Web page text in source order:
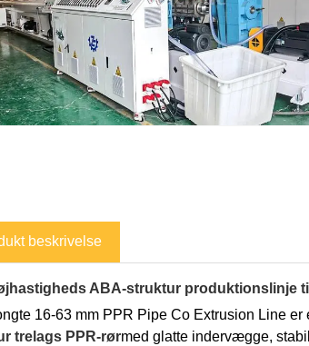
beskrivelse
ABA-struktur produktionslinje
16-63 mm PPR Pipe Co Extrusion Line
trelags PPR-rørmed glatte indervægge,